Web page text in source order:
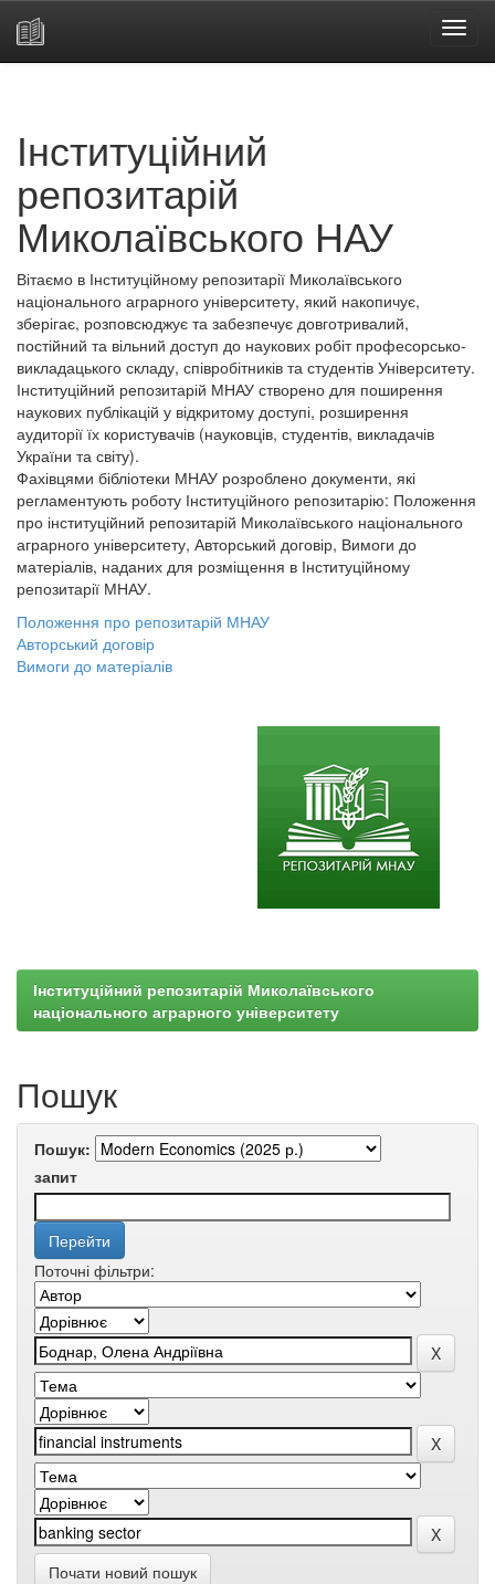
Інституційний
репозитарій
Миколаївського НАУ
Вітаємо в Інституційному репозитарії Миколаївського
національного аграрного університету, який накопичує,
зберігає, розповсюджує та забезпечує довготривалий,
постійний та вільний доступ до наукових робіт професорсько-
викладацького складу, співробітників та студентів Університету.
Інституційний репозитарій МНАУ створено для поширення
наукових публікацій у відкритому доступі, розширення
аудиторії їх користувачів (науковців, студентів, викладачів
України та світу).
Фахівцями бібліотеки МНАУ розроблено документи, які
регламентують роботу Інституційного репозитарію: Положення
про інституційний репозитарій Миколаївського національного
аграрного університету, Авторський договір, Вимоги до
матеріалів, наданих для розміщення в Інституційному
репозитарії МНАУ.
Положення про репозитарій МНАУ
Авторський договір
Вимоги до матеріалів
Інституційний репозитарій Миколаївського
національного аграрного університету
Пошук
Пошук:
запит
Поточні фільтри:
Почати новий пошук